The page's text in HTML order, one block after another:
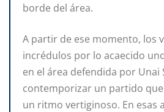
borde del área.
A partir de ese momento, los
incrédulos por lo acaecido
en el área defendida por
contemporizar un partido
un ritmo vertiginoso. En esas